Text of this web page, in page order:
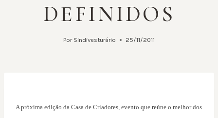
DEFINIDOS
Por Sindivesturário 25/11/2011
A próxima edição da Casa de Criadores, evento que reúne o melhor dos